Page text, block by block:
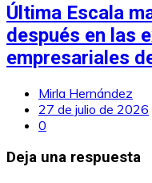
Última Escala
después en las
empresariales
Mirla Hernández
27 de julio de 2026
0
Deja una respuesta